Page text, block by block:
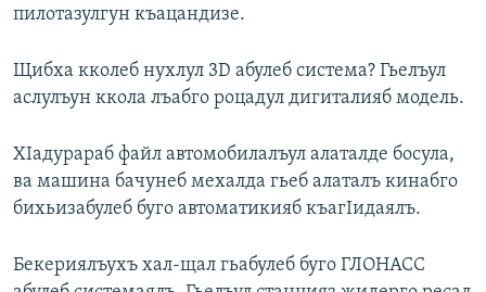
пилотазулгун къацандизе.
Щибха кколеб нухлул 3D абулеб система? Гьелъул
аслулъун ккола лъабго роцадул дигиталияб модель.
ХIадурараб файл автомобилалъул алаталде босула,
ва машина бачунеб мехалда гьеб алаталъ кинабго
бихьизабулеб буго автоматикияб къагIидаялъ.
Бекериялъухъ хал-щал гьабулеб буго ГЛОНАСС